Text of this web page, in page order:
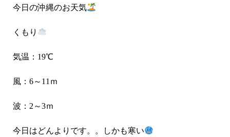
今日の沖縄のお天気
くもり
気温：19℃
風：6～11ｍ
波：2～3ｍ
今日はどんよりです。。しかも寒い